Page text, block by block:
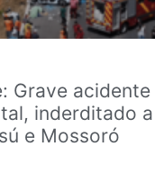
Grave acidente
inderditado
e Mossoró